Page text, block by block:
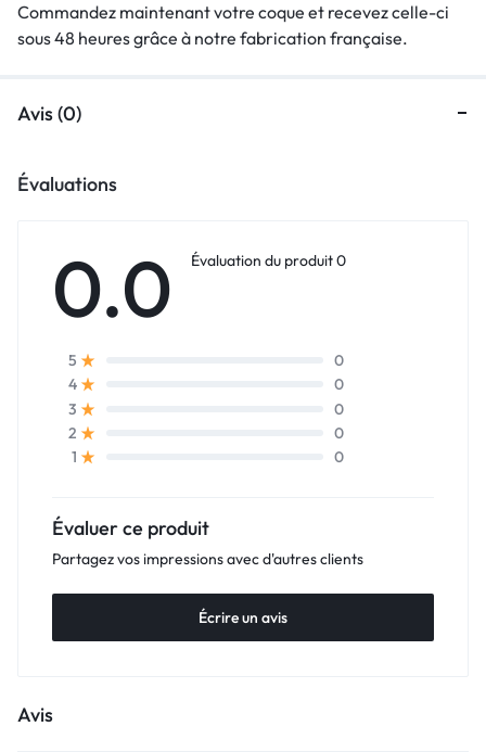
Commandez maintenant votre coque et recevez celle-ci
sous 48 heures grâce à notre fabrication française.
Avis (0)
Évaluations
0.0 Évaluation du produit 0
5
0
4
0
3
0
2
0
1
0
Évaluer ce produit
Partagez vos impressions avec d'autres clients
Écrire un avis
Avis